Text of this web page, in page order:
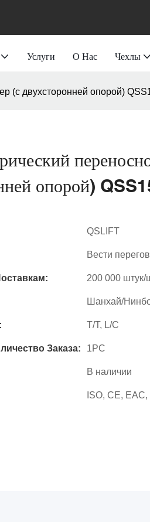
Услуги О Нас Чехлы
(с двухсторонней опорой)
опорой)
QSLIFT
Вести
200 000 штук/
Шанхай/
T/T, L/C
Заказа: 1PC
В наличии
ISO, CE,